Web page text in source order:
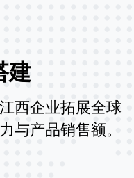
建
西企业拓展全球
与产品销售额。